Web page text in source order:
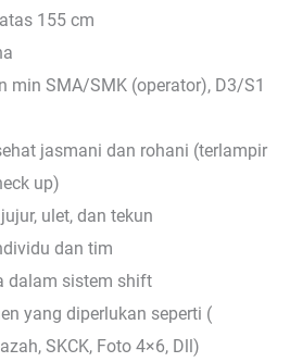
155 cm
min SMA/SMK (operator), D3/S1
jasmani dan rohani (terlampir
up)
ulet, dan tekun
dan tim
dalam sistem shift
yang diperlukan seperti (
SKCK, Foto 4×6, Dll)